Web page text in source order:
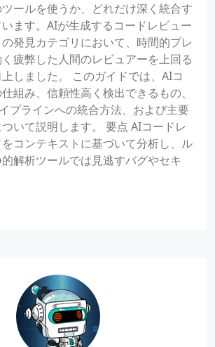
ールを使うか、どれだけ深く統合す
ます。AIが生成するコードレビュー
発見カテゴリにおいて、時間的プレ
疲弊した人間のレビュアーを上回る
しました。 このガイドでは、AIコ
組み、信頼性高く検出できるもの、
プラインへの統合方法、および主要
いて説明します。 要点 AIコードレ
コンテキストに基づいて分析し、ル
解析ツールでは見逃すバグやセキ